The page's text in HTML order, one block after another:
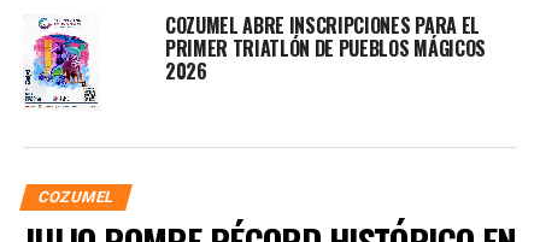
COZUMEL ABRE INSCRIPCIONES PARA EL
PRIMER TRIATLÓN DE PUEBLOS MÁGICOS
2026
COZUMEL